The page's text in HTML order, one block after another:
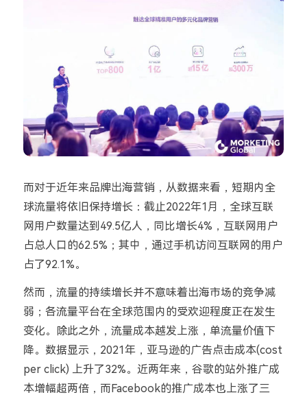
而对于近年来品牌出海营销，从数据来看，短期内全
球流量将依旧保持增长： 截止2022年1月，全球互联
网用户数量达到49.5亿人，同比增长4%，互联网用户
占总人口的62.5%；其中，通过手机访问互联网的用户
占了92.1%。
然而，流量的持续增长并不意味着出海市场的竞争减
弱；各流量平台在全球范围内的受欢迎程度正在发生
变化。除此之外，流量成本越发上涨，单流量价值下
降。数据显示，2021年，亚马逊的广告点击成本(cost
per click) 上升了32%。近两年来，谷歌的站外推广成
本增幅超两倍，而Facebook的推广成本也上涨了三